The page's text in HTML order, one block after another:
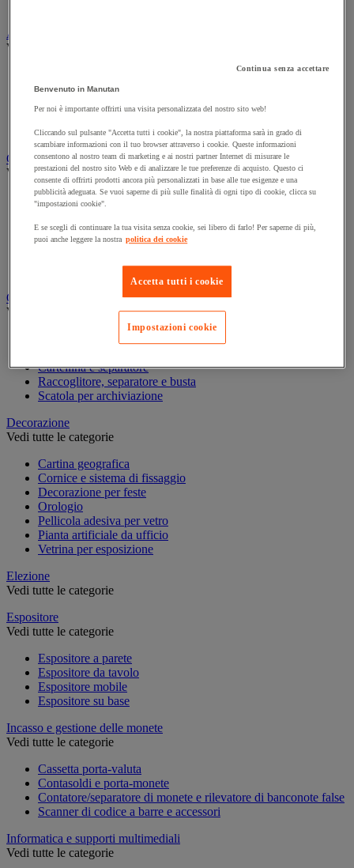
Audiovisivi
Vedi tutte le categorie
Connessione audio e video
Fotocamera, videocamera e binocolo
Insonorizzazione e registrazione professionali
Strumenti per proiezione e videoproiezione
Cancelleria e forniture per ufficio
Vedi tutte le categorie
Agenda, calendario e sottomano
Carta, scheda Bristol e biglietto da visita
Piccole forniture
Classificazione e archiviazione
Vedi tutte le categorie
Cartellina e separatore
Raccoglitore, separatore e busta
Scatola per archiviazione
Decorazione
Vedi tutte le categorie
Cartina geografica
Cornice e sistema di fissaggio
Decorazione per feste
Orologio
Pellicola adesiva per vetro
Pianta artificiale da ufficio
Vetrina per esposizione
Elezione
Vedi tutte le categorie
Espositore
Vedi tutte le categorie
Espositore a parete
Espositore da tavolo
Espositore mobile
Espositore su base
Incasso e gestione delle monete
Vedi tutte le categorie
Cassetta porta-valuta
Contasoldi e porta-monete
Contatore/separatore di monete e rilevatore di banconote false
Scanner di codice a barre e accessori
Informatica e supporti multimediali
Vedi tutte le categorie
Continua senza accettare
Benvenuto in Manutan
Per noi è importante offrirti una visita personalizzata del nostro sito web!
Cliccando sul pulsante "Accetta tutti i cookie", la nostra piattaforma sarà in grado di
scambiare informazioni con il tuo browser attraverso i cookie. Queste informazioni
consentono al nostro team di marketing e ai nostri partner Internet di misurare le
prestazioni del nostro sito Web e di analizzare le tue preferenze di acquisto. Questo ci
consente di offrirti prodotti ancora più personalizzati in base alle tue esigenze e una
pubblicità adeguata. Se vuoi saperne di più sulle finalità di ogni tipo di cookie, clicca su
"impostazioni cookie".
E se scegli di continuare la tua visita senza cookie, sei libero di farlo! Per saperne di più,
puoi anche leggere la nostra politica dei cookie
Accetta tutti i cookie
Impostazioni cookie